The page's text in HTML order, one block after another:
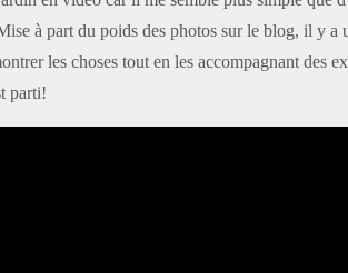
à part du poids des photos sur le blog, il y a
les choses tout en les accompagnant des
parti!